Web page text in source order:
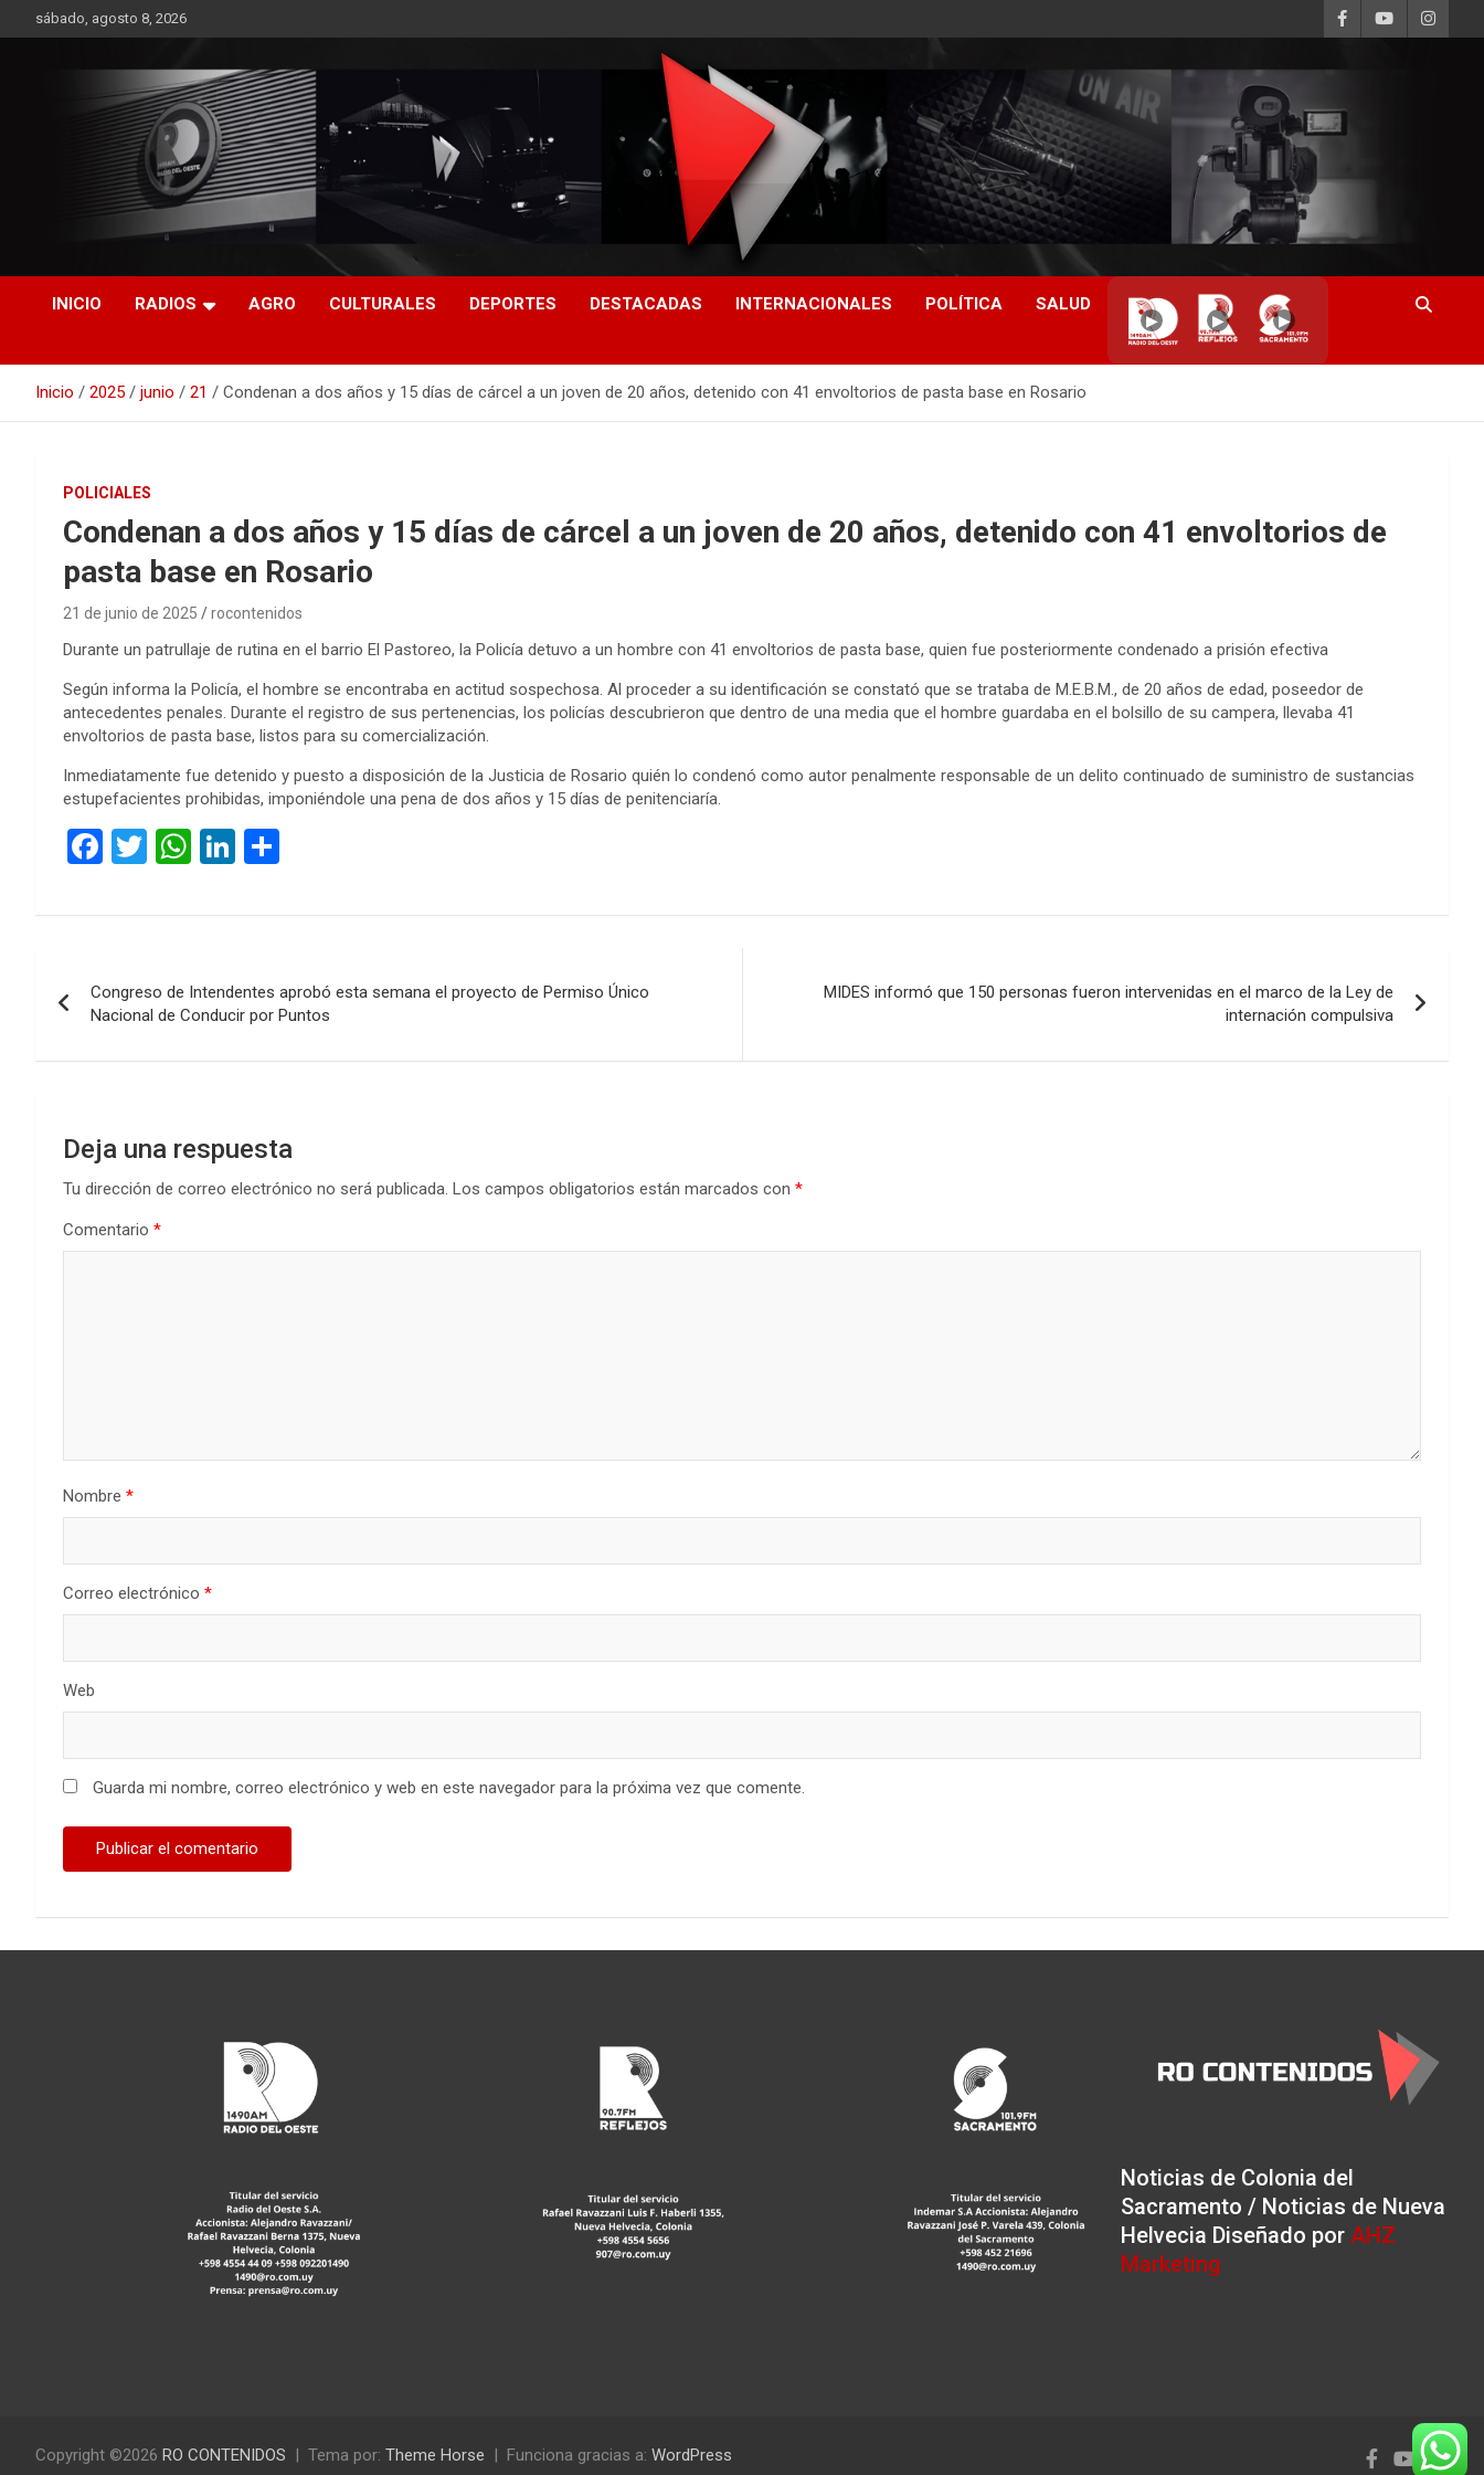
al
sábado, agosto 8, 2026
RO CONTENIDOS
INICIO RADIOS AGRO CULTURALES DEPORTES DESTACADAS INTERNACIONALES POLÍTICA SALUD
▶ ▶ ▶
Inicio 2025 junio 21 Condenan a dos años y 15 días de cárcel a un joven de 20 años, detenido con 41 envoltorios de pasta base en Rosario
POLICIALES
Condenan a dos años y 15 días de cárcel a un joven de 20 años, detenido con 41 envoltorios de
pasta base en Rosario
21 de junio de 2025 rocontenidos
Durante un patrullaje de rutina en el barrio El Pastoreo, la Policía detuvo a un hombre con 41 envoltorios de pasta base, quien fue posteriormente condenado a prisión efectiva
Según informa la Policía, el hombre se encontraba en actitud sospechosa. Al proceder a su identificación se constató que se trataba de M.E.B.M., de 20 años de edad, poseedor de
antecedentes penales. Durante el registro de sus pertenencias, los policías descubrieron que dentro de una media que el hombre guardaba en el bolsillo de su campera, llevaba 41
envoltorios de pasta base, listos para su comercialización.
Inmediatamente fue detenido y puesto a disposición de la Justicia de Rosario quién lo condenó como autor penalmente responsable de un delito continuado de suministro de sustancias
estupefacientes prohibidas, imponiéndole una pena de dos años y 15 días de penitenciaría.
F
ce
o
o
k
T
tt
W
at
A
p
p
Li
ke
n
m
ar
tir
de
entradas
Congreso de Intendentes aprobó esta semana el proyecto de Permiso Único
Nacional de Conducir por Puntos
MIDES informó que 150 personas fueron intervenidas en el marco de la Ley de
internación compulsiva
Deja una respuesta
Tu dirección de correo electrónico no será publicada. Los campos obligatorios están marcados con *
Comentario *
Nombre *
Correo electrónico *
Web
Guarda mi nombre, correo electrónico y web en este navegador para la próxima vez que comente.
Noticias de Colonia del
Sacramento / Noticias de Nueva
Helvecia Diseñado por AHZ
Marketing
Copyright ©2026 RO CONTENIDOS Tema por: Theme Horse Funciona gracias a: WordPress